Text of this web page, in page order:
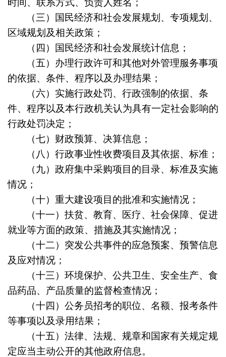
时间、联系方式、负责人姓名；
（三）国民经济和社会发展规划、专项规划、
区域规划及相关政策；
（四）国民经济和社会发展统计信息；
（五）办理行政许可和其他对外管理服务事项
的依据、条件、程序以及办理结果；
（六）实施行政处罚、行政强制的依据、条
件、程序以及本行政机关认为具有一定社会影响的
行政处罚决定；
（七）财政预算、决算信息；
（八）行政事业性收费项目及其依据、标准；
（九）政府集中采购项目的目录、标准及实施
情况；
（十）重大建设项目的批准和实施情况；
（十一）扶贫、教育、医疗、社会保障、促进
就业等方面的政策、措施及其实施情况；
（十二）突发公共事件的应急预案、预警信息
及应对情况；
（十三）环境保护、公共卫生、安全生产、食
品药品、产品质量的监督检查情况；
（十四）公务员招考的职位、名额、报考条件
等事项以及录用结果；
（十五）法律、法规、规章和国家有关规定规
定应当主动公开的其他政府信息。